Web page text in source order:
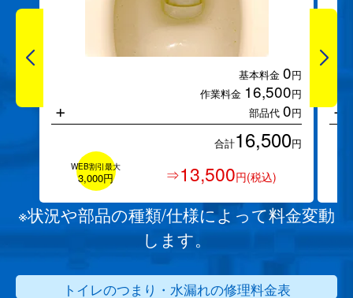
基本料金 0円
作業料金 16,500円
部品代 0円
+
合計16,500円
WEB割引最大
3,000円 ⇒13,500円(税込)
+
※状況や部品の種類/仕様によって料金変動
します。
トイレのつまり・水漏れの修理料金表